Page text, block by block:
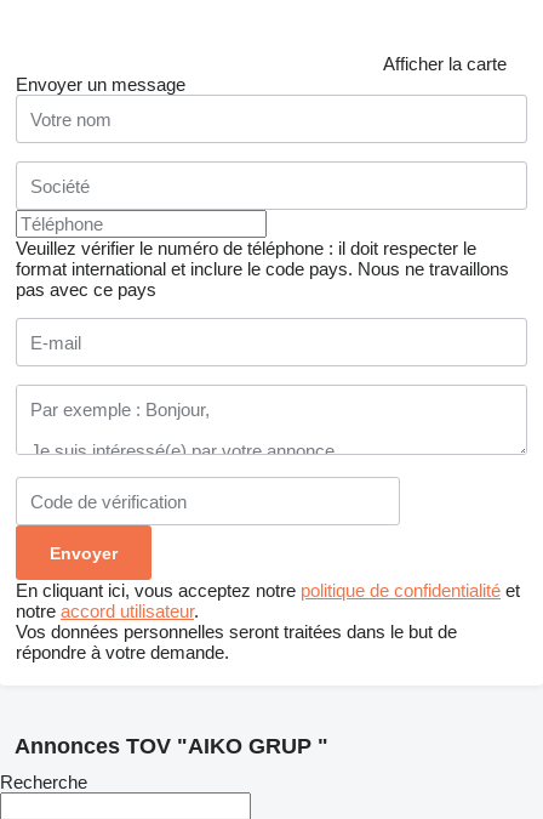
Afficher la carte
Envoyer un message
Veuillez vérifier le numéro de téléphone : il doit respecter le
format international et inclure le code pays. Nous ne travaillons
pas avec ce pays
En cliquant ici, vous acceptez notre politique de confidentialité et
notre accord utilisateur.
Vos données personnelles seront traitées dans le but de
répondre à votre demande.
Annonces TOV "AIKO GRUP "
Recherche